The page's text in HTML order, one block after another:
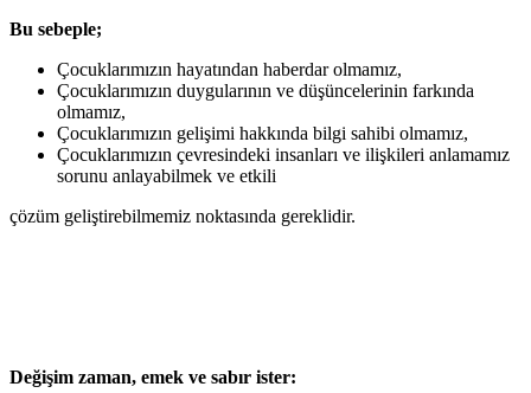
Bu sebeple;
Çocuklarımızın hayatından haberdar olmamız,
Çocuklarımızın duygularının ve düşüncelerinin farkında
olmamız,
Çocuklarımızın gelişimi hakkında bilgi sahibi olmamız,
Çocuklarımızın çevresindeki insanları ve ilişkileri anlamamız
sorunu anlayabilmek ve etkili
çözüm geliştirebilmemiz noktasında gereklidir.
Değişim zaman, emek ve sabır ister: